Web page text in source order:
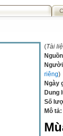
(Tài
riêng)
Ngày
Dung
Số
Mô tả: